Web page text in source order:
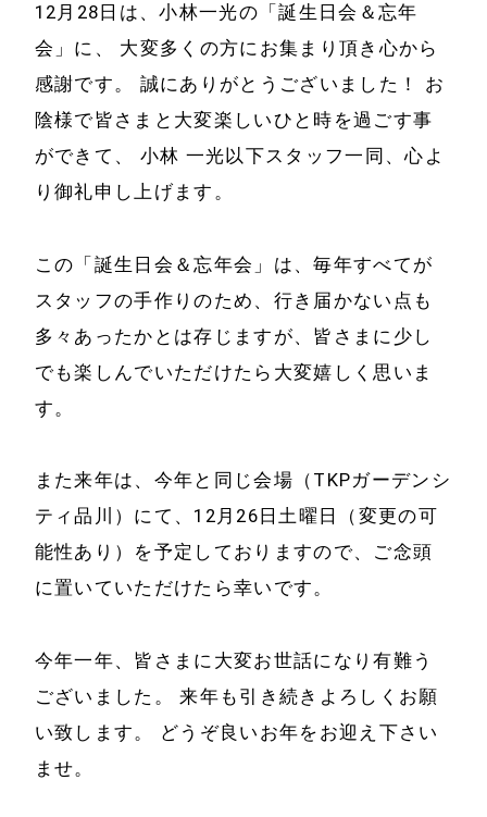
ホーム
代表プロフィール
サービス
事例と実績
メディア掲載
書籍・DVD
会社情報
特定商取引法に基
づく表示
12月28日は、小林一光の「誕生日会＆忘年
会」に、 大変多くの方にお集まり頂き心から
感謝です。 誠にありがとうございました！ お
陰様で皆さまと大変楽しいひと時を過ごす事
ができて、 小林 一光以下スタッフ一同、心よ
り御礼申し上げます。
この「誕生日会＆忘年会」は、毎年すべてが
スタッフの手作りのため、行き届かない点も
多々あったかとは存じますが、皆さまに少し
でも楽しんでいただけたら大変嬉しく思いま
す。
また来年は、今年と同じ会場（TKPガーデンシ
ティ品川）にて、12月26日土曜日（変更の可
能性あり）を予定しておりますので、ご念頭
に置いていただけたら幸いです。
今年一年、皆さまに大変お世話になり有難う
ございました。 来年も引き続きよろしくお願
い致します。 どうぞ良いお年をお迎え下さい
ませ。